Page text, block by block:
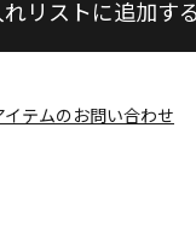
リストに追加する
イテムのお問い合わせ